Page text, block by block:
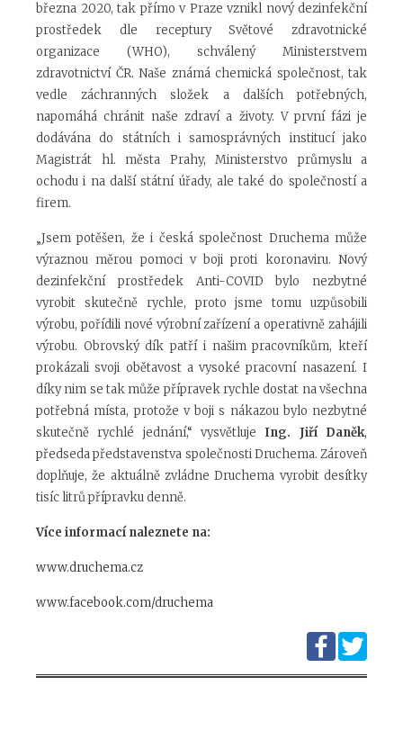
března 2020, tak přímo v Praze vznikl nový dezinfekční
prostředek dle receptury Světové zdravotnické
organizace (WHO), schválený Ministerstvem
zdravotnictví ČR. Naše známá chemická společnost, tak
vedle záchranných složek a dalších potřebných,
napomáhá chránit naše zdraví a životy. V první fázi je
dodávána do státních i samosprávných institucí jako
Magistrát hl. města Prahy, Ministerstvo průmyslu a
ochodu i na další státní úřady, ale také do společností a
firem.
„Jsem potěšen, že i česká společnost Druchema může
výraznou měrou pomoci v boji proti koronaviru. Nový
dezinfekční prostředek Anti-COVID bylo nezbytné
vyrobit skutečně rychle, proto jsme tomu uzpůsobili
výrobu, pořídili nové výrobní zařízení a operativně zahájili
výrobu. Obrovský dík patří i našim pracovníkům, kteří
prokázali svoji obětavost a vysoké pracovní nasazení. I
díky nim se tak může přípravek rychle dostat na všechna
potřebná místa, protože v boji s nákazou bylo nezbytné
skutečně rychlé jednání,“ vysvětluje Ing. Jiří Daněk,
předseda představenstva společnosti Druchema. Zároveň
doplňuje, že aktuálně zvládne Druchema vyrobit desítky
tisíc litrů přípravku denně.
Více informací naleznete na:
www.druchema.cz
www.facebook.com/druchema